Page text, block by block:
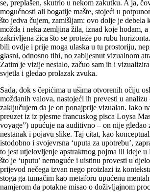
se, preplašen, skutrio u nekom zakutku. A ja,
mogućnosti ali bogatije mašte, stojeći u
što jedva čujem, zamišljam: ovo dolje je debela
možda i neka zemljina žila, iznad koje hodam,
zakrivljena žica što se proteže po rubu
bili ovdje i prije moga ulaska u tu prostoriju,
glasni, odnosno tihi, no zabljesnut vizualnom
Zatim je vizije nestalo, začuo sam ih i
svjet­la i gledao prolazak zvuka.
Sada, dok s čepićima u ušima otvorenih očiju
moždanih valova, nastojeći ih prevesti u
zaključujem da je on ponajprije vizualan. Iako
preuzet iz iz pjesme francuskog pisca Loysa
voyage”) upućuje na auditivno – on nije gledao
nestanak i pojavu slike. Taj citat, kao
istodobno i svojevrsna ‘uputa za upotrebu’,
to jest utjelovljenje apstraktnog pojma ili ideje
što je ‘uputu’ nemoguće i uistinu provesti u
prijevod nečega izvan nego proizlazi iz
stoga ga tumačim kao metaforu upućenu
namjerom da potakne misao o doživljajnom